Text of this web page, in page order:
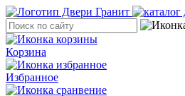
Корзина
Избранное